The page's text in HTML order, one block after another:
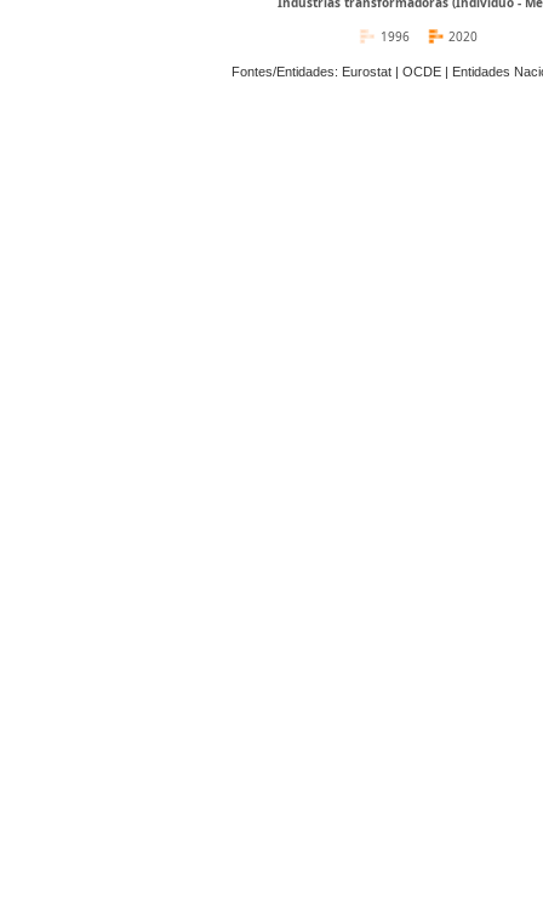
2020
1996
Fontes/Entidades: Eurostat | OCDE | Entidades